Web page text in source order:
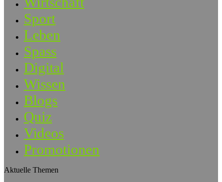
Sport
Leben
Spass
Digital
Wissen
Blogs
Quiz
Videos
Promotionen
Aktuelle Themen